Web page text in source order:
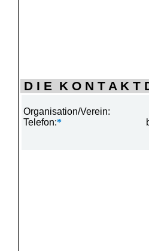
D I E K O N T A K
Organisation/Verein:
Telefon:*